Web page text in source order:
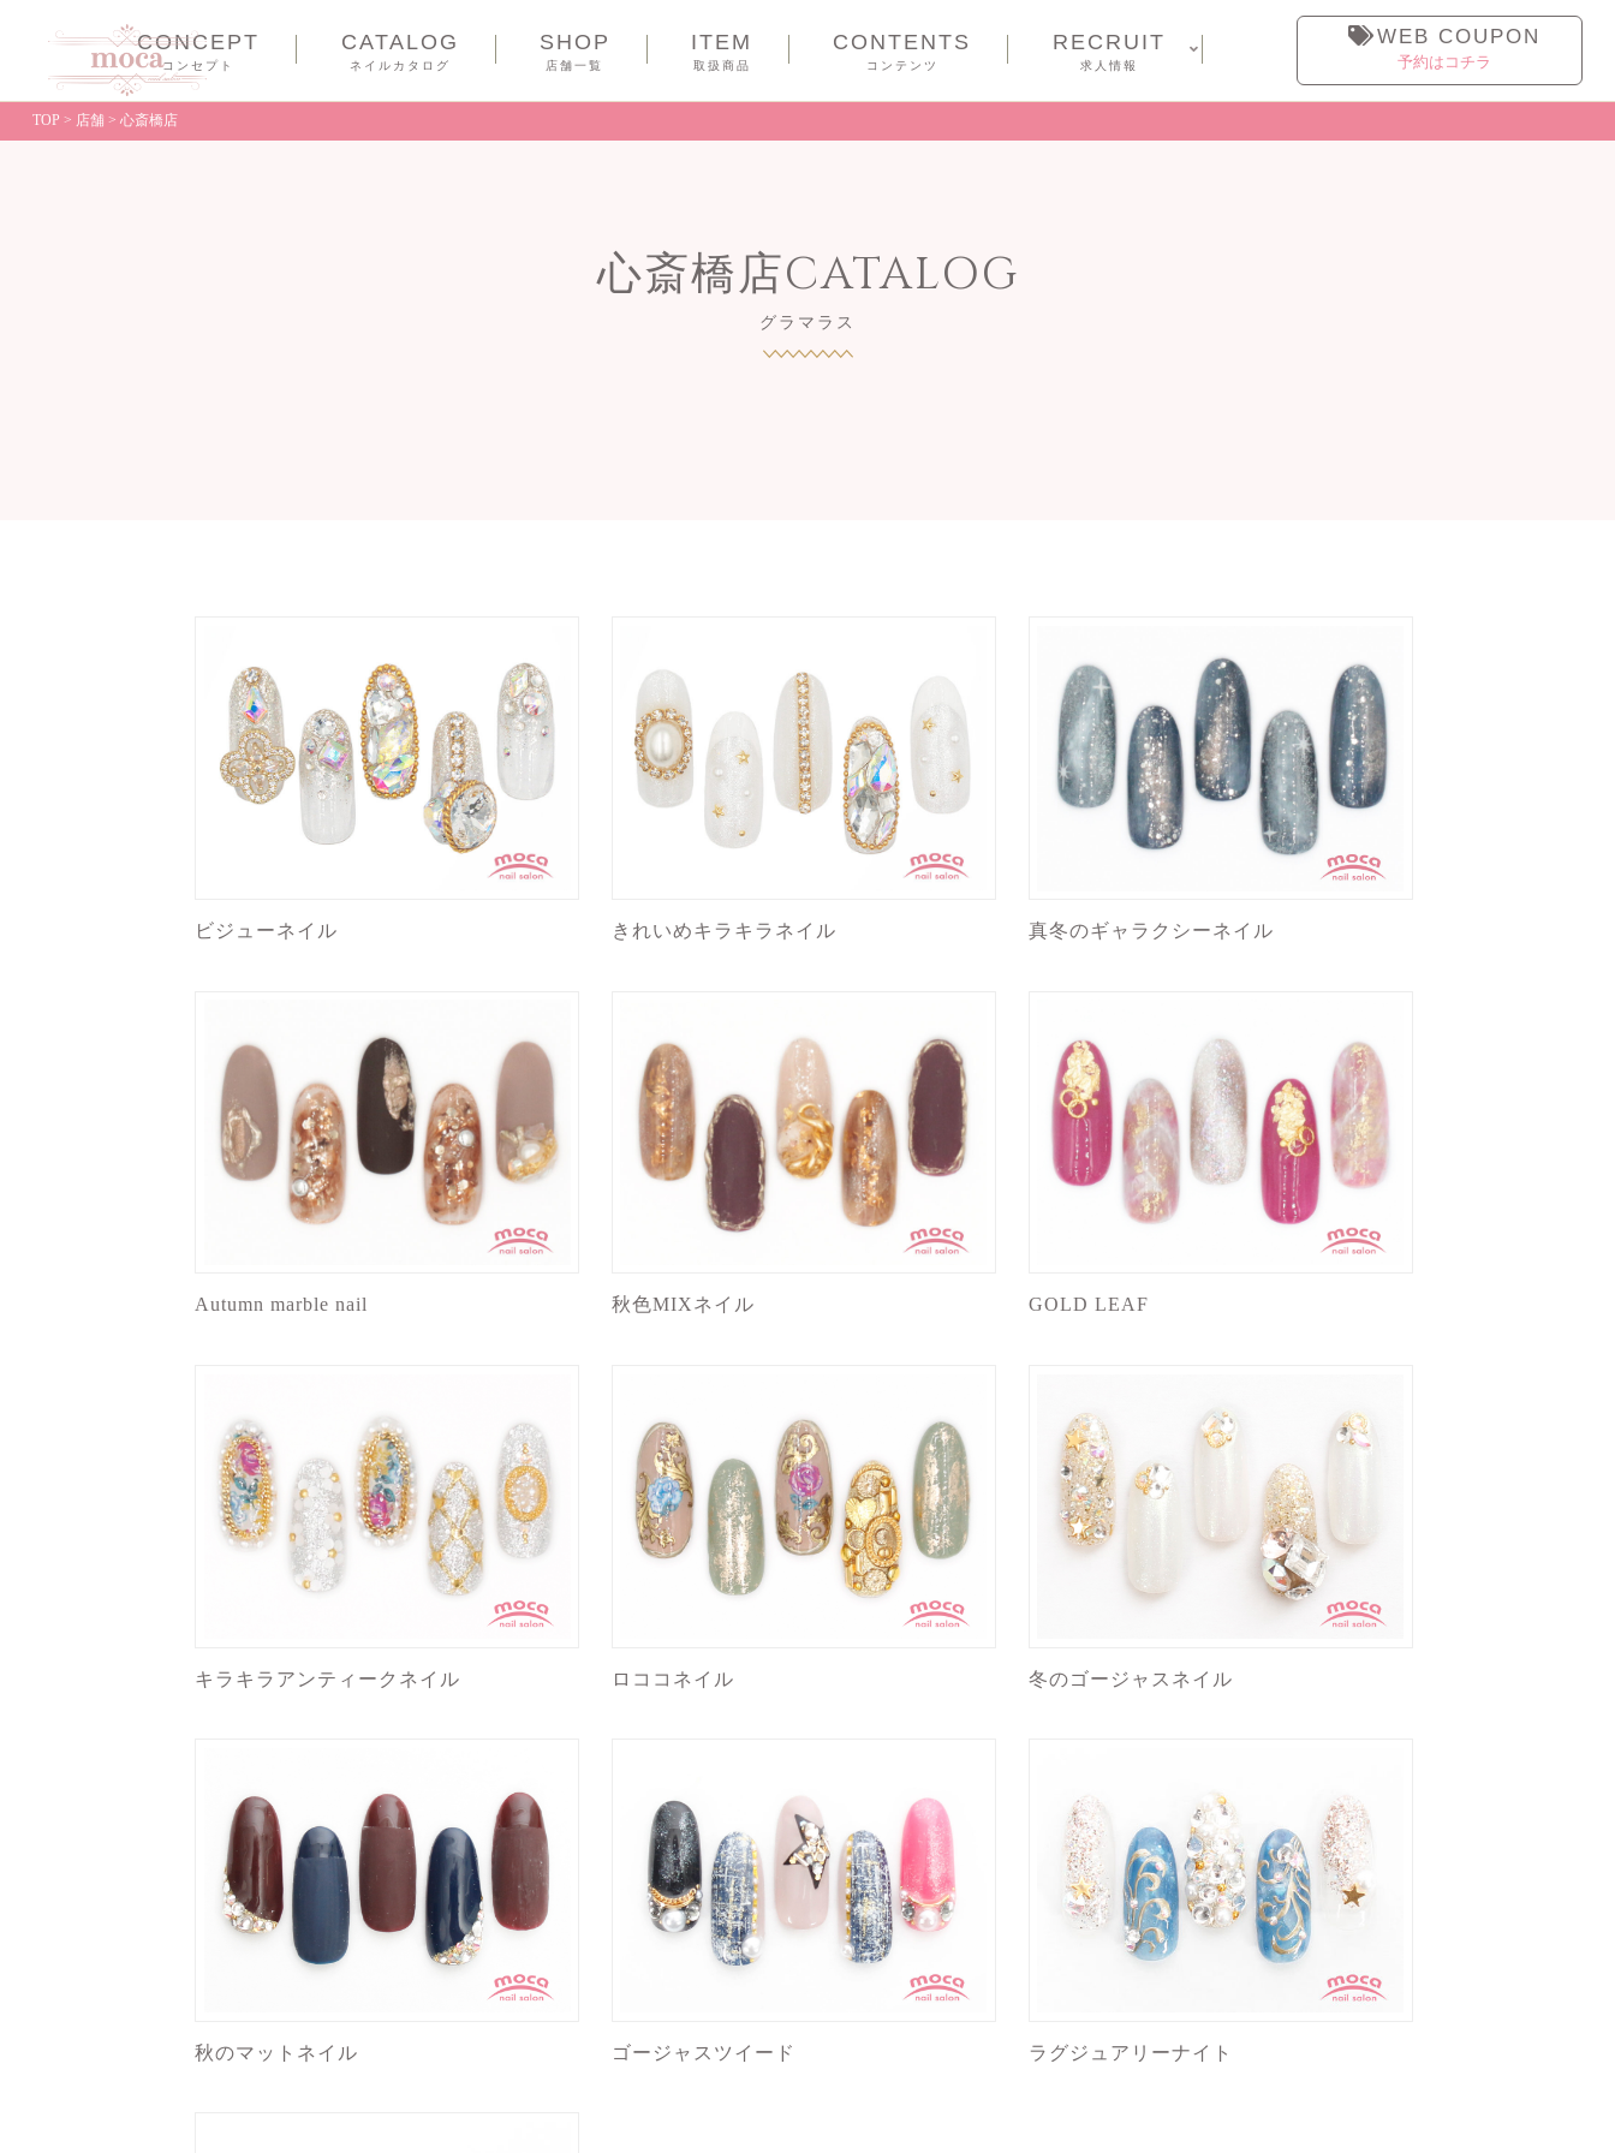
COUPON
CONCEPT
コンセプト
CATALOG
ネイルカタログ
SHOP
店舗一覧
ITEM
取扱商品
CONTENTS
コンテンツ
RECRUIT
求人情報
WEB COUPON
予約はコチラ
TOP > 店舗 > 心斎橋店
心斎橋店CATALOG
グラマラス
ビジューネイル きれいめキラキラネイル 真冬のギャラクシーネイル
Autumn marble nail 秋色MIXネイル GOLD LEAF
キラキラアンティークネイル ロココネイル 冬のゴージャスネイル
秋のマットネイル ゴージャスツイード ラグジュアリーナイト